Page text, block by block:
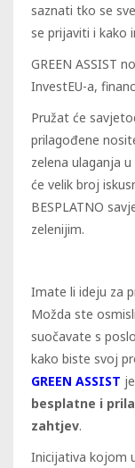
saznati tko se
se prijaviti i kako
GREEN ASSIST
InvestEU-a,
Pružat će
prilagođene
zelena ulaganja
će velik broj
BESPLATNO
zelenijim.
Imate li ideju za
Možda ste
suočavate s
kako biste svoj
GREEN ASSIST
besplatne i
zahtjev.
Inicijativa kojom